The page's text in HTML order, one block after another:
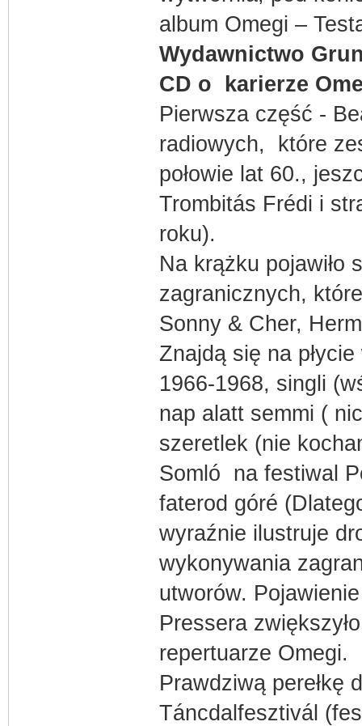
album Omegi –
Wydawnictwo
CD o karierze
Pierwsza część -
radiowych, które
połowie lat 60.,
Trombitás Frédi i
roku).
Na krążku pojawiło
zagranicznych,
Sonny & Cher,
Znajdą się na
1966-1968, singli
nap alatt semmi (
szeretlek (nie
Somló na festiwal
faterod góré
wyraźnie ilustruje
wykonywania
utworów.
Pressera
repertuarze Omegi.
Prawdziwą perełkę
Táncdalfesztivál